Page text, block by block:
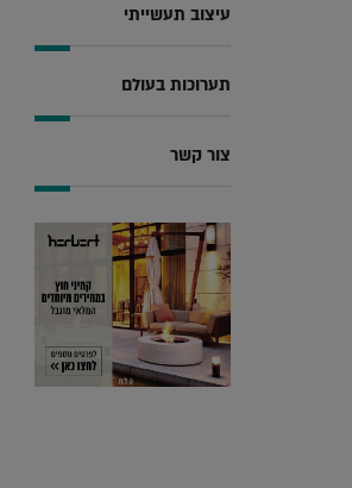
עיצוב תעשייתי
תערוכות בעולם
צור קשר